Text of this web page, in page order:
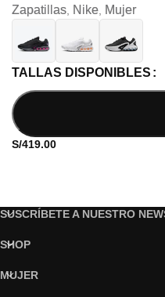
Zapatillas Nike Mujer
TALLAS DISPONIBLES
S/419.00
SUSCRÍBETE A NUESTRO
SHOP
MUJER